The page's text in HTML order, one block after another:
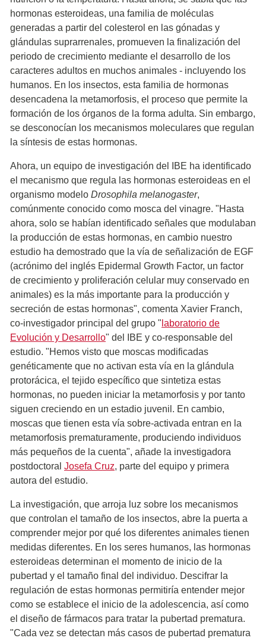
hormonas esteroideas, una familia de moléculas
generadas a partir del colesterol en las gónadas y
glándulas suprarrenales, promueven la finalización del
periodo de crecimiento mediante el desarrollo de los
caracteres adultos en muchos animales - incluyendo los
humanos. En los insectos, esta familia de hormonas
desencadena la metamorfosis, el proceso que permite la
formación de los órganos de la forma adulta. Sin embargo,
se desconocían los mecanismos moleculares que regulan
la síntesis de estas hormonas.
Ahora, un equipo de investigación del IBE ha identificado
el mecanismo que regula las hormonas esteroideas en el
organismo modelo Drosophila melanogaster,
comúnmente conocido como mosca del vinagre. "Hasta
ahora, solo se habían identificado señales que modulaban
la producción de estas hormonas, en cambio nuestro
estudio ha demostrado que la vía de señalización de EGF
(acrónimo del inglés Epidermal Growth Factor, un factor
de crecimiento y proliferación celular muy conservado en
animales) es la más importante para la producción y
secreción de estas hormonas", comenta Xavier Franch,
co-investigador principal del grupo " laboratorio de
Evolución y Desarrollo" del IBE y co-responsable del
estudio. "Hemos visto que moscas modificadas
genéticamente que no activan esta vía en la glándula
protorácica, el tejido específico que sintetiza estas
hormonas, no pueden iniciar la metamorfosis y por tanto
siguen creciendo en un estadio juvenil. En cambio,
moscas que tienen esta vía sobre-activada entran en la
metamorfosis prematuramente, produciendo individuos
más pequeños de la cuenta", añade la investigadora
postdoctoral Josefa Cruz, parte del equipo y primera
autora del estudio.
La investigación, que arroja luz sobre los mecanismos
que controlan el tamaño de los insectos, abre la puerta a
comprender mejor por qué los diferentes animales tienen
medidas diferentes. En los seres humanos, las hormonas
esteroideas determinan el momento de inicio de la
pubertad y el tamaño final del individuo. Descifrar la
regulación de estas hormonas permitiría entender mejor
como se establece el inicio de la adolescencia, así como
el diseño de fármacos para tratar la pubertad prematura.
"Cada vez se detectan más casos de pubertad prematura